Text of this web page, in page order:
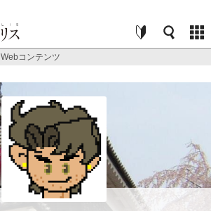
Webコンテンツ